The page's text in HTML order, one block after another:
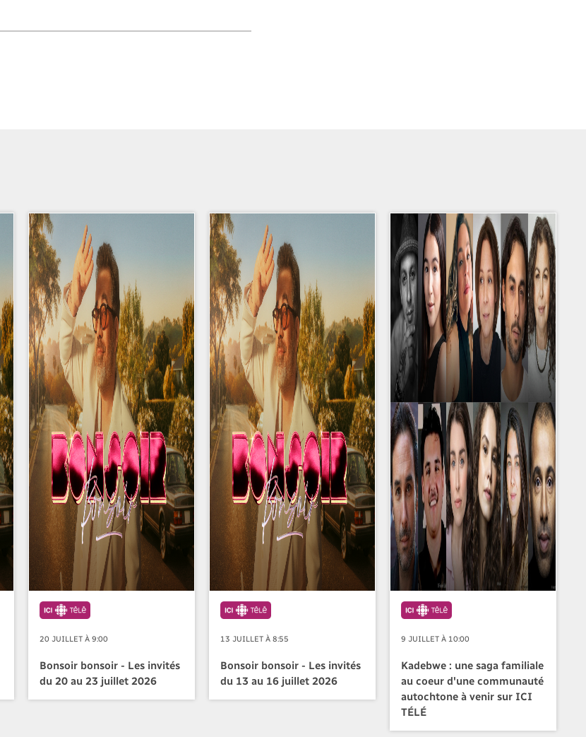
20 JUILLET À 9:00
Bonsoir bonsoir - Les invités
du 20 au 23 juillet 2026
13 JUILLET À 8:55
Bonsoir bonsoir - Les invités
du 13 au 16 juillet 2026
9 JUILLET À 10:00
Kadebwe : une saga familiale
au coeur d'une communauté
autochtone à venir sur ICI
TÉLÉ